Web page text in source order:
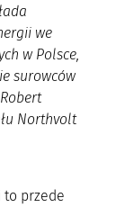
we
w Polsce,
surowców
Northvolt
to przede